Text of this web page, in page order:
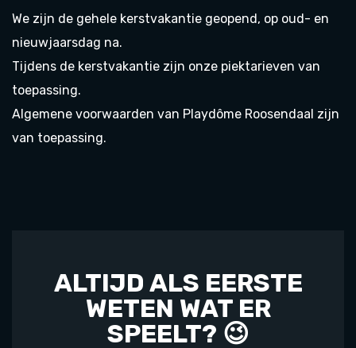
We zijn de gehele kerstvakantie geopend, op oud- en
nieuwjaarsdag na.
Tijdens de kerstvakantie zijn onze piektarieven van
toepassing.
Algemene voorwaarden van Playdôme Roosendaal zijn
van toepassing.
ALTIJD ALS EERSTE
WETEN WAT ER
SPEELT? 😉